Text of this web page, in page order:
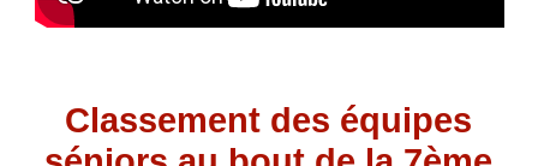
Classement des équipes